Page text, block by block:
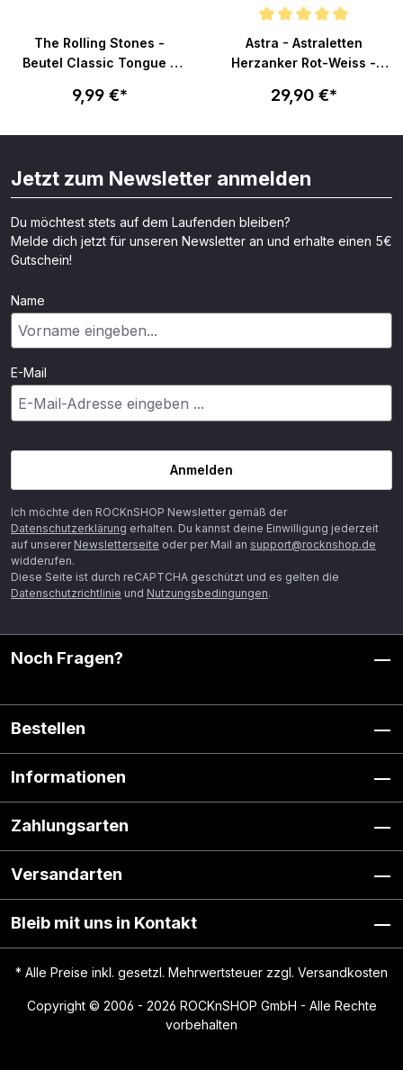
The Rolling Stones -
Beutel Classic Tongue -
9,99 €*
Astra - Astraletten
Herzanker Rot-Weiss -
29,90 €*
Jetzt zum Newsletter anmelden
Du möchtest stets auf dem Laufenden bleiben?
Melde dich jetzt für unseren Newsletter an und erhalte einen 5€
Gutschein!
Name
E-Mail
Anmelden
Ich möchte den ROCKnSHOP Newsletter gemäß der
Datenschutzerklärung erhalten. Du kannst deine Einwilligung jederzeit
auf unserer Newsletterseite oder per Mail an support@rocknshop.de
widderufen.
Diese Seite ist durch reCAPTCHA geschützt und es gelten die
Datenschutzrichtlinie und Nutzungsbedingungen.
Noch Fragen?
Bestellen
Informationen
Zahlungsarten
Versandarten
Bleib mit uns in Kontakt
* Alle Preise inkl. gesetzl. Mehrwertsteuer zzgl. Versandkosten
Copyright © 2006 - 2026 ROCKnSHOP GmbH - Alle Rechte
vorbehalten